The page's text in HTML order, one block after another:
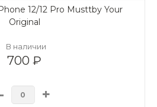
12/12 Pro Musttby Your
Original
В наличии
700 ₽
- +